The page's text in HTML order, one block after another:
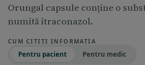
Orungal capsule conţine o
numită itraconazol.
CUM CITIȚI INFORMAȚIA
Pentru pacient Pentru medic